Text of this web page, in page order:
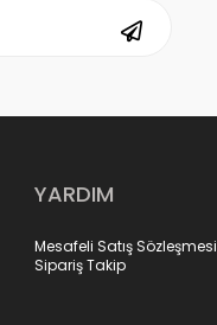
YARDIM
Mesafeli Satış Sözleşmesi
Sipariş Takip